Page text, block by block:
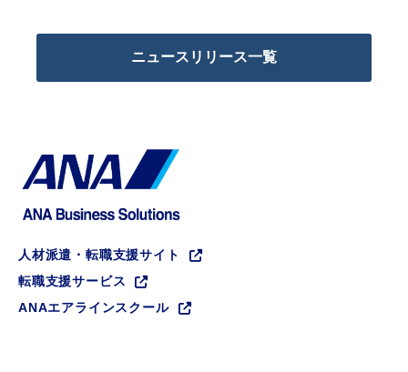
ニュースリリース一覧
人材派遣・転職支援サイト
転職支援サービス
ANAエアラインスクール